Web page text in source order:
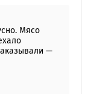
Мясо
—